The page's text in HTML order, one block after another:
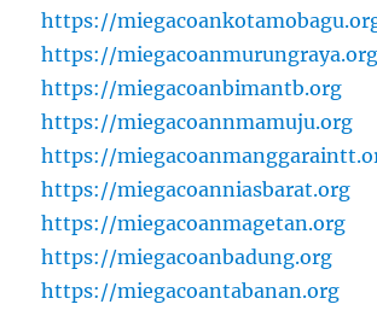
https://
https://miegacoanmurungraya.org
https://miegacoanbimantb.org
https://miegacoannmamuju.org
https://
https://miegacoanniasbarat.org
https://miegacoanmagetan.org
https://miegacoanbadung.org
https://miegacoantabanan.org